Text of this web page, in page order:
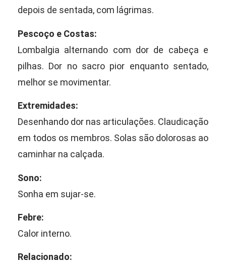
depois de sentada, com lágrimas.
Pescoço e Costas:
Lombalgia alternando com dor de cabeça e
pilhas. Dor no sacro pior enquanto sentado,
melhor se movimentar.
Extremidades:
Desenhando dor nas articulações. Claudicação
em todos os membros. Solas são dolorosas ao
caminhar na calçada.
Sono:
Sonha em sujar-se.
Febre:
Calor interno.
Relacionado: